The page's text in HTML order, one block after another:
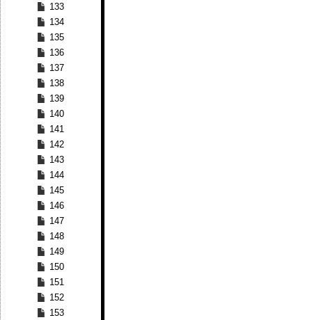
133
134
135
136
137
138
139
140
141
142
143
144
145
146
147
148
149
150
151
152
153